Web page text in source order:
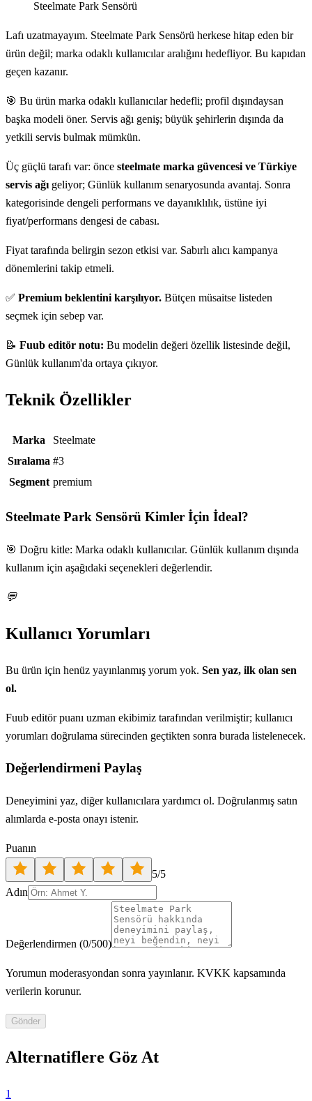
Steelmate Park Sensörü
Lafı uzatmayayım. Steelmate Park Sensörü herkese hitap eden bir
ürün değil; marka odaklı kullanıcılar aralığını hedefliyor. Bu kapıdan
geçen kazanır.
🎯 Bu ürün marka odaklı kullanıcılar hedefli; profil dışındaysan
başka modeli öner. Servis ağı geniş; büyük şehirlerin dışında da
yetkili servis bulmak mümkün.
Üç güçlü tarafı var: önce steelmate marka güvencesi ve Türkiye
servis ağıgeliyor; Günlük kullanım senaryosunda avantaj. Sonra
kategorisinde dengeli performans ve dayanıklılık, üstüne iyi
fiyat/performans dengesi de cabası.
Fiyat tarafında belirgin sezon etkisi var. Sabırlı alıcı kampanya
dönemlerini takip etmeli.
✅ Premium beklentini karşılıyor. Bütçen müsaitse listeden
seçmek için sebep var.
📝 Fuub editör notu: Bu modelin değeri özellik listesinde değil,
Günlük kullanım'da ortaya çıkıyor.
Teknik Özellikler
Teknik özellikler
Marka
Steelmate
Sıralama #3
Segment premium
Steelmate Park Sensörü Kimler İçin İdeal?
🎯 Doğru kitle: Marka odaklı kullanıcılar. Günlük kullanım dışında
kullanım için aşağıdaki seçenekleri değerlendir.
💬
Kullanıcı Yorumları
Bu ürün için henüz yayınlanmış yorum yok. Sen yaz, ilk olan sen
ol.
Fuub editör puanı uzman ekibimiz tarafından verilmiştir; kullanıcı
yorumları doğrulama sürecinden geçtikten sonra burada listelenecek.
Değerlendirmeni Paylaş
Deneyimini yaz, diğer kullanıcılara yardımcı ol. Doğrulanmış satın
alımlarda e-posta onayı istenir.
Puanın
5/5
Adın
Değerlendirmen (0/500)
Yorumun moderasyondan sonra yayınlanır. KVKK kapsamında
verilerin korunur.
Gönder
Alternatiflere Göz At
1